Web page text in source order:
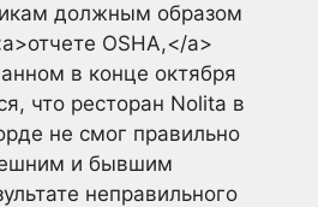
должным образом
OSHA,</a>
в конце октября
что ресторан Nolita в
не смог правильно
и бывшим
неправильного